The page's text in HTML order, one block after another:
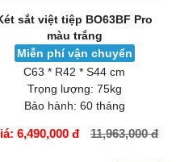
sắt việt tiệp BO63BF Pro
màu trắng
Miễn phí vận chuyển
C63 * R42 * S44 cm
Trọng lượng: 75kg
Bảo hành: 60 tháng
6,490,000 đ 11,963,000 đ